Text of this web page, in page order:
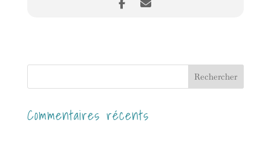
Commentaires récents